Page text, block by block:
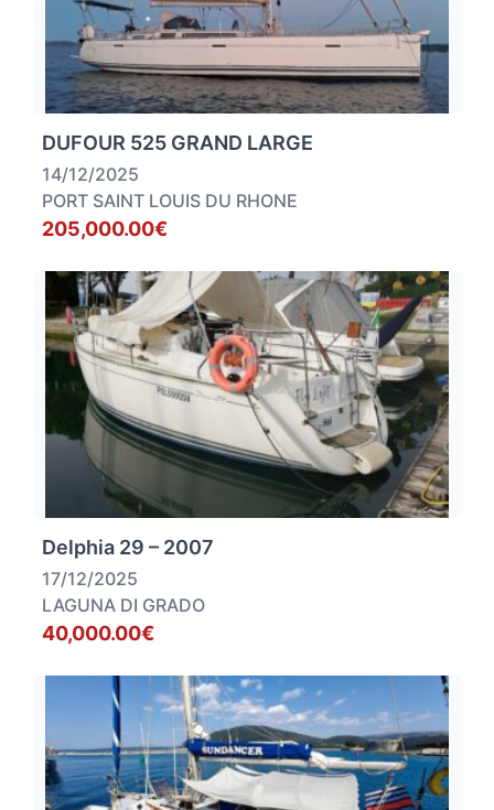
DUFOUR 525 GRAND LARGE
14/12/2025
PORT SAINT LOUIS DU RHONE
205,000.00€
Delphia 29 – 2007
17/12/2025
LAGUNA DI GRADO
40,000.00€